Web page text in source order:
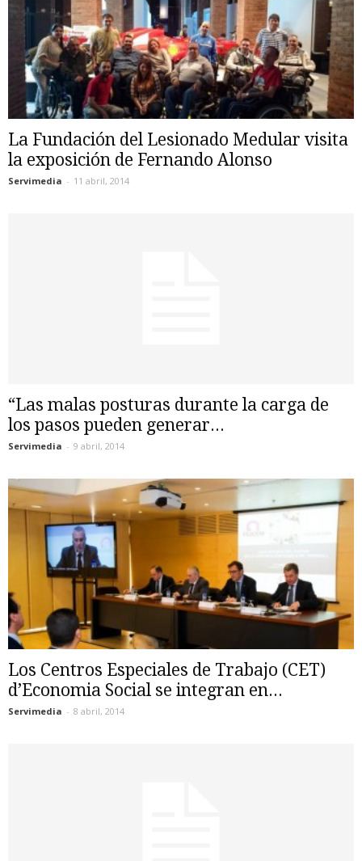
La Fundación del Lesionado Medular visita
la exposición de Fernando Alonso
Servimedia - 11 abril, 2014
“Las malas posturas durante la carga de
los pasos pueden generar...
Servimedia - 9 abril, 2014
Los Centros Especiales de Trabajo (CET)
d’Economia Social se integran en...
Servimedia - 8 abril, 2014